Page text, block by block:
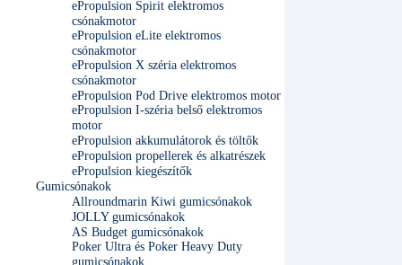
ePropulsion Spirit elektromos
csónakmotor
ePropulsion eLite elektromos
csónakmotor
ePropulsion X széria elektromos
csónakmotor
ePropulsion Pod Drive elektromos motor
ePropulsion I-széria belső elektromos
motor
ePropulsion akkumulátorok és töltők
ePropulsion propellerek és alkatrészek
ePropulsion kiegészítők
Gumicsónakok
Allroundmarin Kiwi gumicsónakok
JOLLY gumicsónakok
AS Budget gumicsónakok
Poker Ultra és Poker Heavy Duty
gumicsónakok